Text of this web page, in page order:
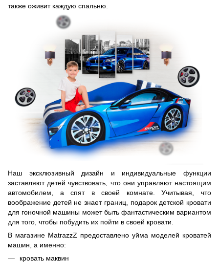
также оживит каждую спальню.
Наш эксклюзивный дизайн и индивидуальные функции
заставляют детей чувствовать, что они управляют настоящим
автомобилем, а спят в своей комнате. Учитывая, что
воображение детей не знает границ, подарок детской кровати
для гоночной машины может быть фантастическим вариантом
для того, чтобы побудить их пойти в своей кровати.
В магазине MatrazzZ предоставлено уйма моделей кроватей
машин, а именно:
кровать маквин